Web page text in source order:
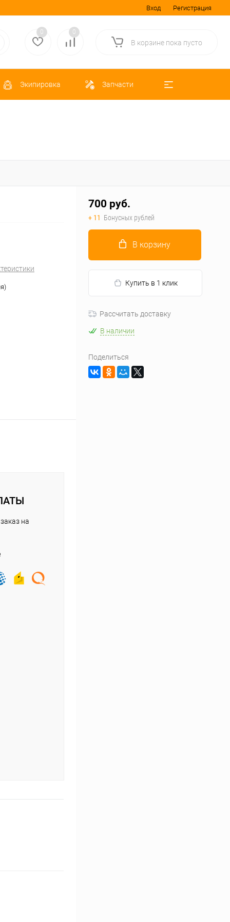
Вход Регистрация
0 0
В корзине пока пусто
Экипировка Запчасти
на
700 руб.
+ 11 Бонусных рублей
В корзину
Купить в 1 клик
Рассчитать доставку
В наличии
Поделиться